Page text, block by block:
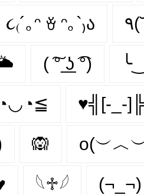
૮₍´｡ᵔ ꈊ ᵔ｡`₎ა
( ͠° ͟ʖ ͡°)
♥╣[-_-
🙉
𓆩♱𓆪 (¬_¬)